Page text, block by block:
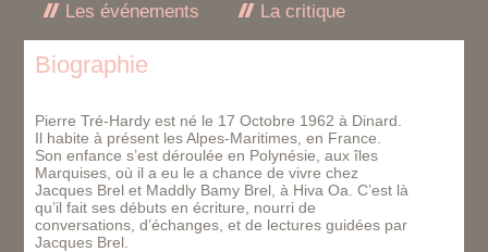
Les événements
La critique
Biographie
Pierre Tré-Hardy est né le 17 Octobre 1962 à Dinard.
Il habite à présent les Alpes-Maritimes, en France.
Son enfance s’est déroulée en Polynésie, aux îles
Marquises, où il a eu le a chance de vivre chez
Jacques Brel et Maddly Bamy Brel, à Hiva Oa. C’est là
qu’il fait ses débuts en écriture, nourri de
conversations, d’échanges, et de lectures guidées par
Jacques Brel.